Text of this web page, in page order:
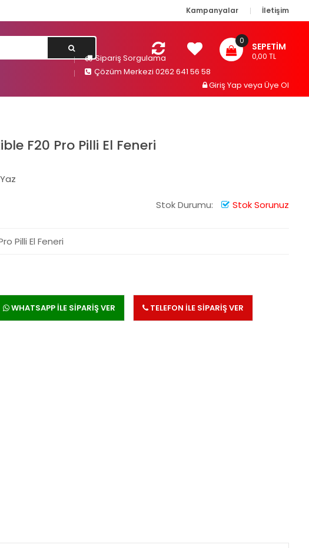
Kampanyalar İletişim
SEPETIM
0
0,00 TL
Sipariş Sorgulama
Çözüm Merkezi 0262 641 56 58
Giriş YapveyaÜye Ol
F20 Pro Pilli El Feneri
Stok Durumu: Stok Sorunuz
Pilli El Feneri
WHATSAPP İLE SİPARİŞ VER TELEFON İLE SİPARİŞ VER